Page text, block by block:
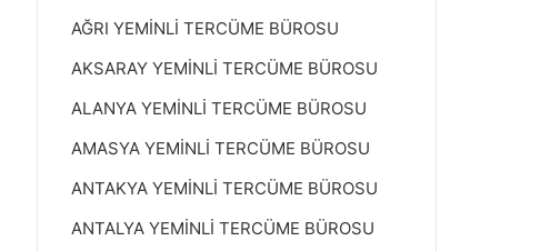
AĞRI YEMİNLİ TERCÜME BÜROSU
AKSARAY YEMİNLİ TERCÜME BÜROSU
ALANYA YEMİNLİ TERCÜME BÜROSU
AMASYA YEMİNLİ TERCÜME BÜROSU
ANTAKYA YEMİNLİ TERCÜME BÜROSU
ANTALYA YEMİNLİ TERCÜME BÜROSU